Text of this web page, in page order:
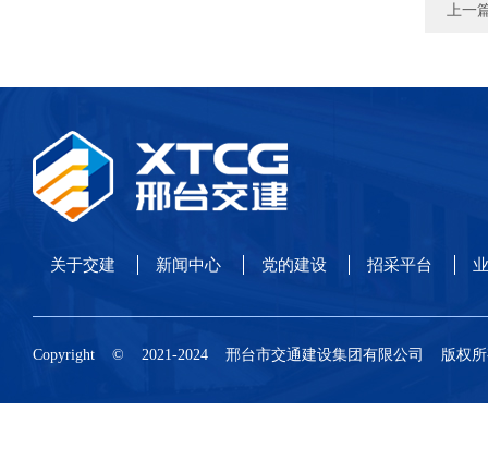
上一
关于交建 新闻中心 党的建设 招采平台 业
Copyright © 2021-2024 邢台市交通建设集团有限公司 版权